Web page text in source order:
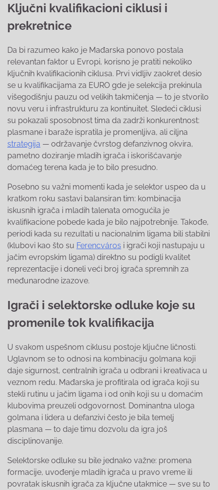
Ključni kvalifikacioni ciklusi i
prekretnice
Da bi razumeo kako je Mađarska ponovo postala
relevantan faktor u Evropi, korisno je pratiti nekoliko
ključnih kvalifikacionih ciklusa. Prvi vidljiv zaokret desio
se u kvalifikacijama za EURO gde je selekcija prekinula
višegodišnju pauzu od velikih takmičenja — to je stvorilo
novu veru i infrastrukturu za kontinuitet. Sledeći ciklusi
su pokazali sposobnost tima da zadrži konkurentnost:
plasmane i baraže ispratila je promenljiva, ali ciljna
strategija — održavanje čvrstog defanzivnog okvira,
pametno doziranje mladih igrača i iskorišćavanje
domaćeg terena kada je to bilo presudno.
Posebno su važni momenti kada je selektor uspeo da u
kratkom roku sastavi balansiran tim: kombinacija
iskusnih igrača i mladih talenata omogućila je
kvalifikacione pobede kada je bilo najpotrebnije. Takođe,
periodi kada su rezultati u nacionalnim ligama bili stabilni
(klubovi kao što su Ferencváros i igrači koji nastupaju u
jačim evropskim ligama) direktno su podigli kvalitet
reprezentacije i doneli veći broj igrača spremnih za
međunarodne izazove.
Igrači i selektorske odluke koje su
promenile tok kvalifikacija
U svakom uspešnom ciklusu postoje ključne ličnosti.
Uglavnom se to odnosi na kombinaciju golmana koji
daje sigurnost, centralnih igrača u odbrani i kreativaca u
veznom redu. Mađarska je profitirala od igrača koji su
stekli rutinu u jačim ligama i od onih koji su u domaćim
klubovima preuzeli odgovornost. Dominantna uloga
golmana i lidera u defanzivi često je bila temelj
plasmana — to daje timu dozvolu da igra još
disciplinovanije.
Selektorske odluke su bile jednako važne: promena
formacije, uvođenje mladih igrača u pravo vreme ili
povratak iskusnih igrača za ključne utakmice — sve su to